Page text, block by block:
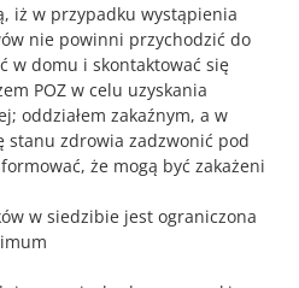
iż w przypadku wystąpienia
nie powinni przychodzić do
w domu i skontaktować się
POZ w celu uzyskania
oddziałem zakaźnym, a w
stanu zdrowia zadzwonić pod
że mogą być zakażeni
w siedzibie jest ograniczona